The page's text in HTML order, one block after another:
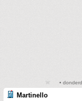
•
Martinello